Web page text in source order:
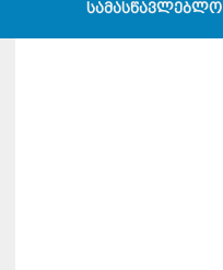
სამასწავლებლო